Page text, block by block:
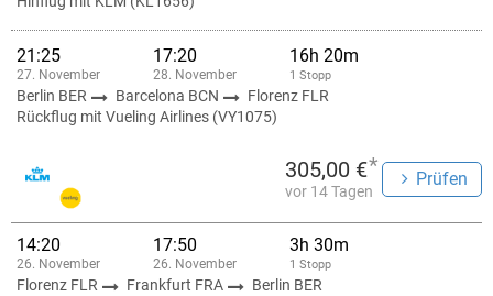
21:25
27. November
17:20
28. November
16h 20m
1 Stopp
Berlin BER Barcelona BCN
Florenz FLR
Rückflug mit Vueling Airlines (VY1075)
305,00 €*
vor 14 Tagen
Prüfen
14:20
26. November
17:50
26. November
3h 30m
1 Stopp
Florenz FLR Frankfurt FRA
Berlin BER